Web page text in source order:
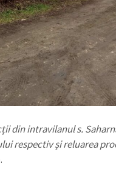
din intravilanul s.
respectiv și reluarea